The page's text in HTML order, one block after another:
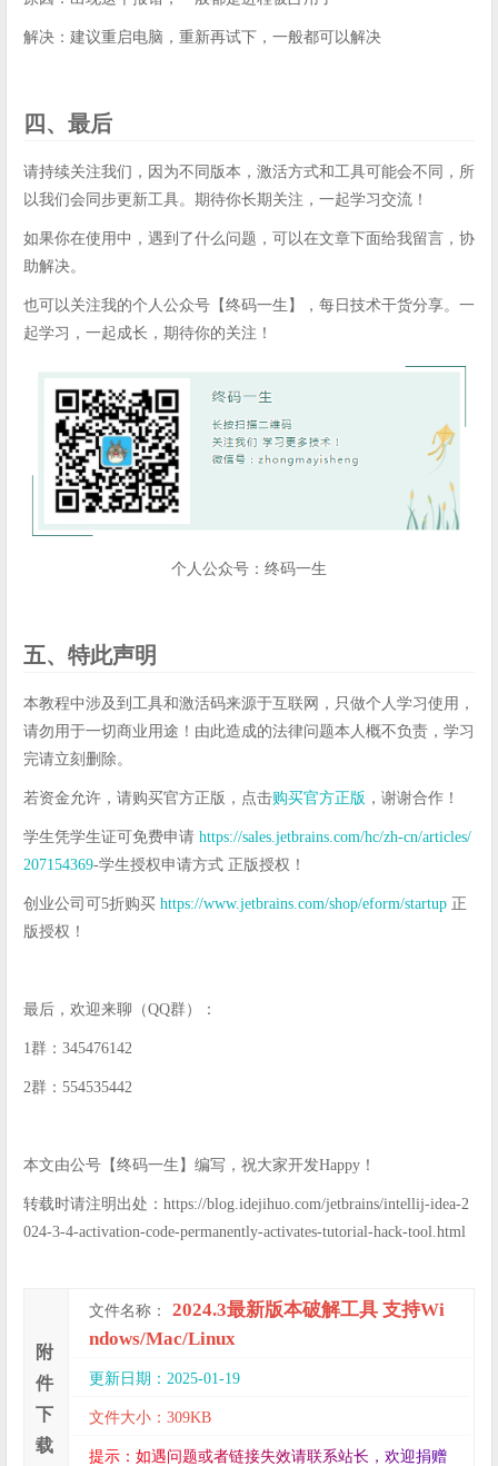
解决：建议重启电脑，重新再试下，一般都可以解决
四、最后
请持续关注我们，因为不同版本，激活方式和工具可能会不同，所
以我们会同步更新工具。期待你长期关注，一起学习交流！
如果你在使用中，遇到了什么问题，可以在文章下面给我留言，协
助解决。
也可以关注我的个人公众号【终码一生】，每日技术干货分享。一
起学习，一起成长，期待你的关注！
个人公众号：终码一生
五、特此声明
本教程中涉及到工具和激活码来源于互联网，只做个人学习使用，
请勿用于一切商业用途！由此造成的法律问题本人概不负责，学习
完请立刻删除。
若资金允许，请购买官方正版，点击购买官方正版 ，谢谢合作！
学生凭学生证可免费申请 https://sales.jetbrains.com/hc/zh-cn/articles/
207154369-学生授权申请方式 正版授权！
创业公司可5折购买 https://www.jetbrains.com/shop/eform/startup 正
版授权！
最后，欢迎来聊（QQ群）：
1群：345476142
2群：554535442
本文由公号【终码一生】编写，祝大家开发Happy！
转载时请注明出处：https://blog.idejihuo.com/jetbrains/intellij-idea-2
024-3-4-activation-code-permanently-activates-tutorial-hack-tool.html
附
件
下
载
文件名称：
2024.3最新版本破解工具 支持Wi
ndows/Mac/Linux
更新日期：2025-01-19
文件大小：309KB
提示 ：如遇问题或者链接失效请联 系站长 ，欢迎捐赠